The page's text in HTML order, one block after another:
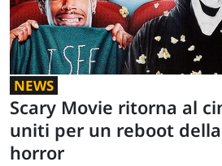
NEWS
Scary Movie ritorna al
uniti per un reboot
horror